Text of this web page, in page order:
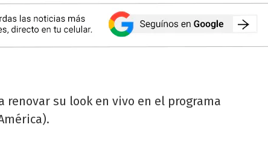
renovar su look en vivo en el programa